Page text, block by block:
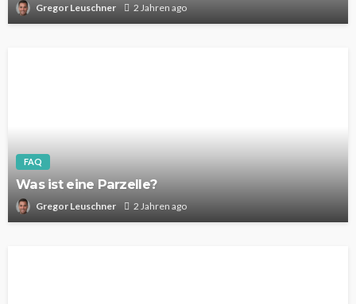
Gregor Leuschner 2 Jahren ago
FAQ
Was ist eine Parzelle?
Gregor Leuschner 2 Jahren ago